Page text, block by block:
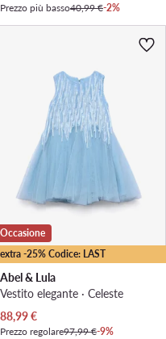
Prezzo più basso40,99 €-2%
extra -25% Codice: LAST
Occasione
Abel & Lula
Vestito elegante · Celeste
Prezzo attuale
88,99€
Prezzo regolare97,99 €-9%